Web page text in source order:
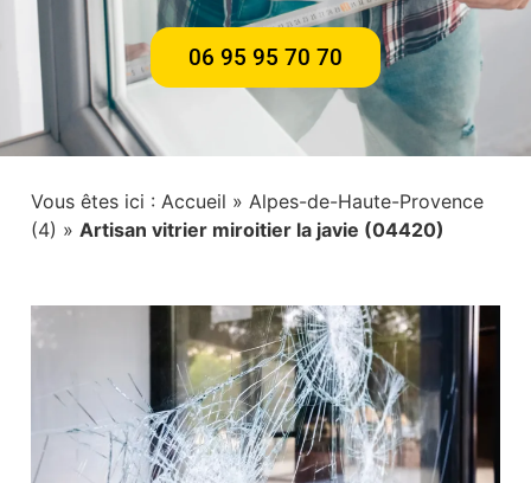
06 95 95 70 70
Vous êtes ici : Accueil » Alpes-de-Haute-Provence
(4) » Artisan vitrier miroitier la javie (04420)